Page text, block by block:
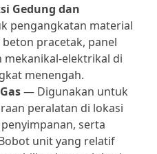
Gedung dan
pengangkatan material
pracetak, panel
mekanikal-elektrikal di
menengah.
— Digunakan untuk
peralatan di lokasi
serta
unit yang relatif